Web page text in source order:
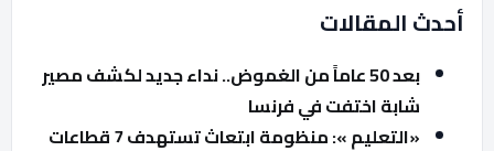
أحدث المقالات
بعد 50 عاماً من الغموض.. نداء جديد لكشف مصير
شابة اختفت في فرنسا
«التعليم »: منظومة ابتعاث تستهدف 7 قطاعات